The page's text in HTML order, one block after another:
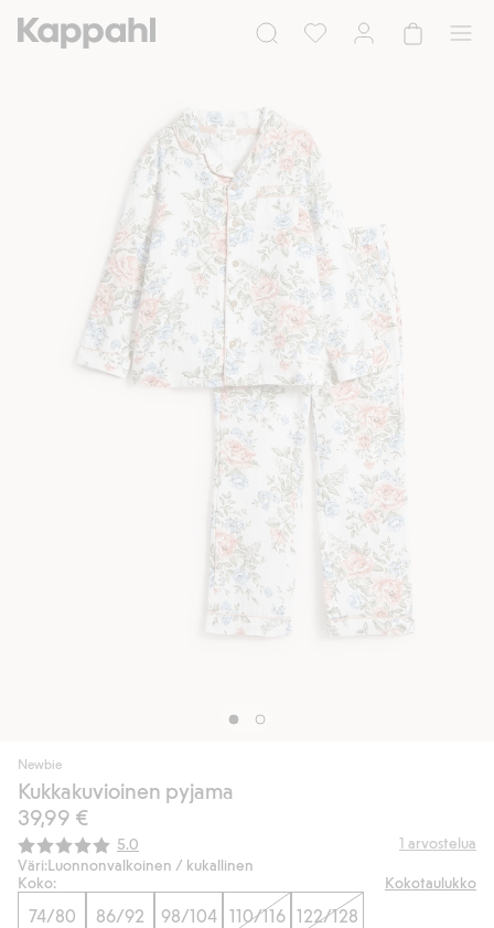
Newbie
Kukkakuvioinen pyjama
39,99 €
Keskimääräinen luokitus:
5.0 1 arvostelua
Väri:Luonnonvalkoinen / kukallinen
Koko:
Kokotaulukko
74/80 86/92 98/104 110/116 122/128